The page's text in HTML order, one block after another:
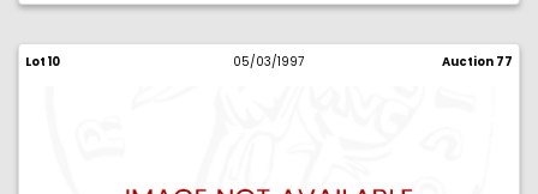
Lot 10 05/03/1997 Auction 77